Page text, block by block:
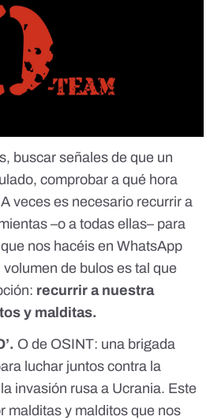
buscar señales de que un
comprobar a qué hora
veces es necesario recurrir a
–o a todas ellas– para
nos hacéis en WhatsApp
volumen de bulos es tal que
recurrir a nuestra
y malditas.
’. O de OSINT: una brigada
luchar juntos contra la
invasión rusa a Ucrania. Este
malditas y malditos que nos